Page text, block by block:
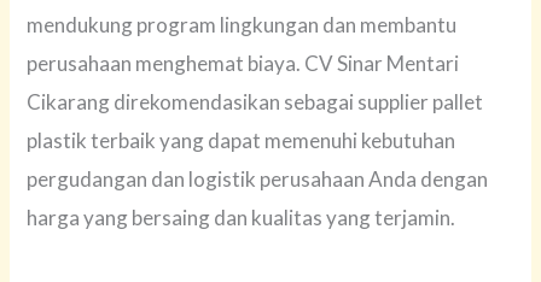
mendukung program lingkungan dan membantu
perusahaan menghemat biaya. CV Sinar Mentari
Cikarang direkomendasikan sebagai supplier pallet
plastik terbaik yang dapat memenuhi kebutuhan
pergudangan dan logistik perusahaan Anda dengan
harga yang bersaing dan kualitas yang terjamin.